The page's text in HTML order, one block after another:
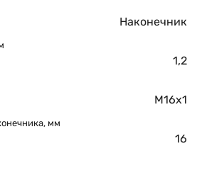
Наконечник
1,2
M16x1
мм
16